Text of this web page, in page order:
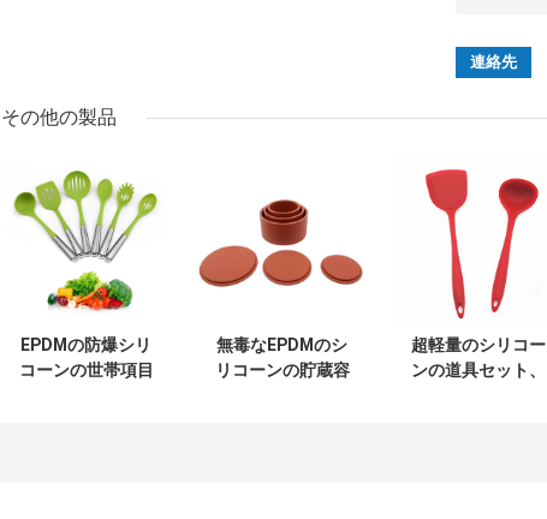
その他の製品
EPDMの防爆シリ
コーンの世帯項目
無毒なEPDMのシ
リコーンの貯蔵容
超軽量のシリコー
ンの道具セット、